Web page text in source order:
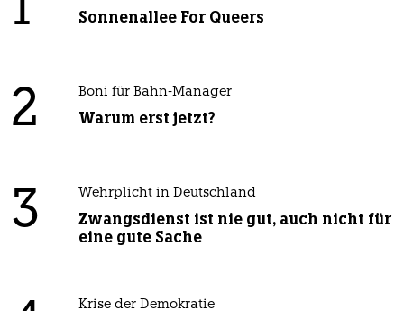
Sonnenallee For Queers
2 Boni für Bahn-Manager
Warum erst jetzt?
3 Wehrplicht in Deutschland
Zwangsdienst ist nie gut, auch nicht für
eine gute Sache
Krise der Demokratie